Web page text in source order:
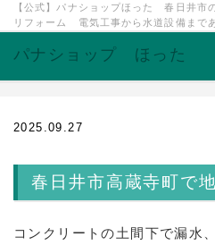
【公式】パナショップほった 春日井
リフォーム 電気工事から水道設備まで
パナショップ ほった
2025.09.27
春日井市高蔵寺町で
コンクリートの土間下で漏水